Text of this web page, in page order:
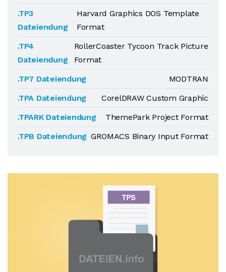
.TP3
Dateiendung
Harvard Graphics DOS Template
Format
.TP4
Dateiendung
RollerCoaster Tycoon Track Picture
Format
.TP7 Dateiendung
MODTRAN
.TPA Dateiendung
CorelDRAW Custom Graphic
.TPARK Dateiendung
ThemePark Project Format
.TPB Dateiendung GROMACS Binary Input Format